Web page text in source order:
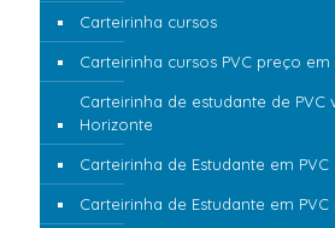
Carteirinha cursos
Carteirinha cursos PVC preço em
Carteirinha de estudante de PVC
Horizonte
Carteirinha de Estudante em PVC
Carteirinha de Estudante em